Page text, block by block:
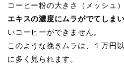
コーヒー粉の大きさ（メッシュ
エキスの濃度にムラがでてしまい
いコーヒーができません。
このような挽きムラは、１万円
に多く見られます。